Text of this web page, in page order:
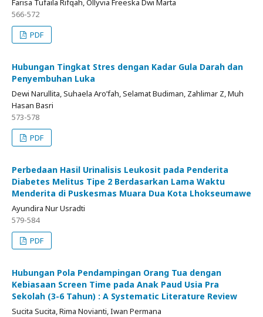
Farisa Tufaila Rifqah, Ollyvia Freeska Dwi Marta
566-572
PDF
Hubungan Tingkat Stres dengan Kadar Gula Darah dan
Penyembuhan Luka
Dewi Narullita, Suhaela Aro’fah, Selamat Budiman, Zahlimar Z, Muh
Hasan Basri
573-578
PDF
Perbedaan Hasil Urinalisis Leukosit pada Penderita
Diabetes Melitus Tipe 2 Berdasarkan Lama Waktu
Menderita di Puskesmas Muara Dua Kota Lhokseumawe
Ayundira Nur Usradti
579-584
PDF
Hubungan Pola Pendampingan Orang Tua dengan
Kebiasaan Screen Time pada Anak Paud Usia Pra
Sekolah (3-6 Tahun) : A Systematic Literature Review
Sucita Sucita, Rima Novianti, Iwan Permana